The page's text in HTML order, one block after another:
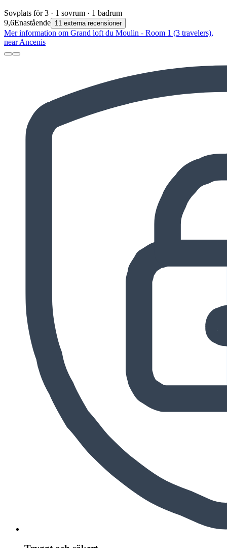
Sovplats för 3 · 1 sovrum · 1 badrum
9,6Enastående 11 externa recensioner
Mer information om Grand loft du Moulin - Room 1 (3 travelers),
near Ancenis